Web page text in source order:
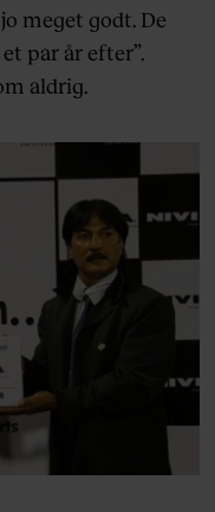
meget godt. De
par år efter”.
aldrig.